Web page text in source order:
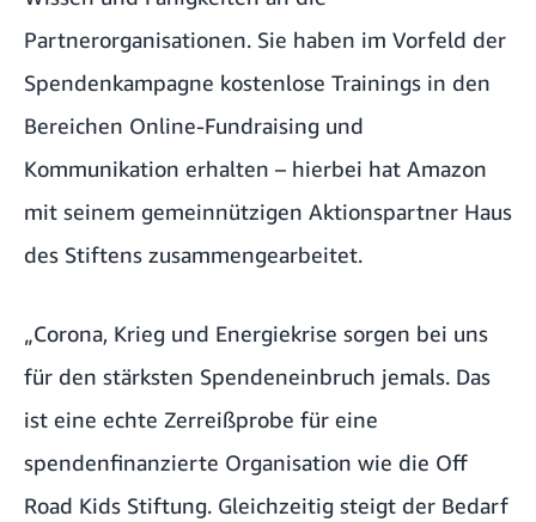
Partnerorganisationen. Sie haben im Vorfeld der
Spendenkampagne kostenlose Trainings in den
Bereichen Online-Fundraising und
Kommunikation erhalten – hierbei hat Amazon
mit seinem gemeinnützigen Aktionspartner Haus
des Stiftens zusammengearbeitet.
„Corona, Krieg und Energiekrise sorgen bei uns
für den stärksten Spendeneinbruch jemals. Das
ist eine echte Zerreißprobe für eine
spendenfinanzierte Organisation wie die Off
Road Kids Stiftung. Gleichzeitig steigt der Bedarf